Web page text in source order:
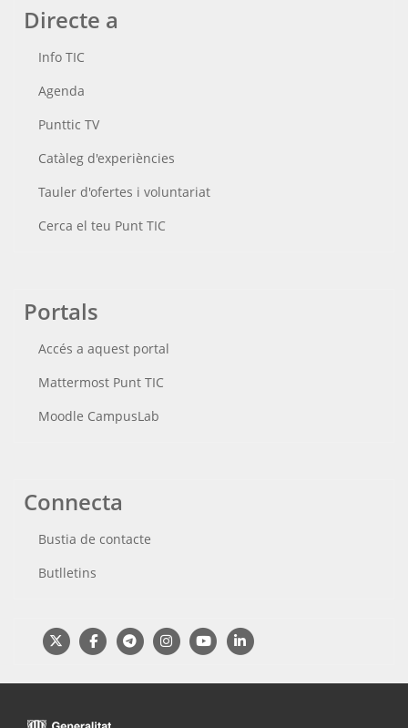
Directe a
Info TIC
Agenda
Punttic TV
Catàleg d'experiències
Tauler d'ofertes i voluntariat
Cerca el teu Punt TIC
Portals
Accés a aquest portal
Mattermost Punt TIC
Moodle CampusLab
Connecta
Bustia de contacte
Butlletins